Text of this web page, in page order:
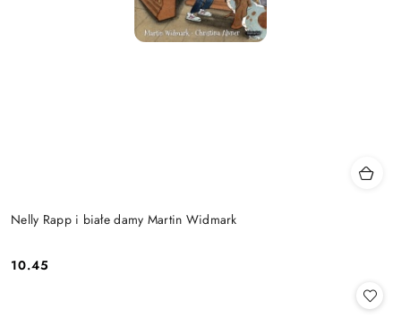
Nelly Rapp i białe damy Martin Widmark
Cena:
10.45